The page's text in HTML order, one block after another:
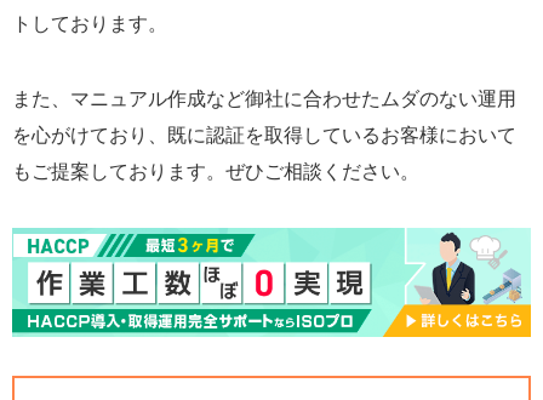
トしております。
また、マニュアル作成など御社に合わせたムダのない運用
を心がけており、既に認証を取得しているお客様において
もご提案しております。ぜひご相談ください。